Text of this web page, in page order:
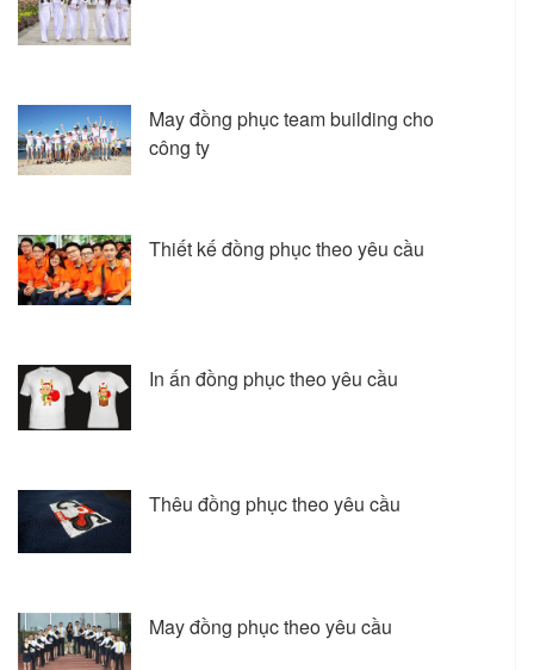
May đồng phục team building cho
công ty
Thiết kế đồng phục theo yêu cầu
In ấn đồng phục theo yêu cầu
Thêu đồng phục theo yêu cầu
May đồng phục theo yêu cầu